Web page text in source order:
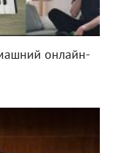
онлайн-